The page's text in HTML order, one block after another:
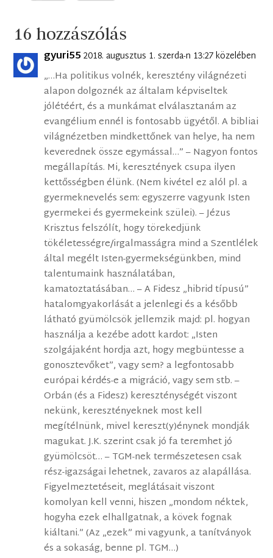
16 hozzászólás
gyuri552018. augusztus 1. szerda-n 13:27 közelében
„…Ha politikus volnék, keresztény világnézeti
alapon dolgoznék az általam képviseltek
jólétéért, és a munkámat elválasztanám az
evangélium ennél is fontosabb ügyétől. A bibliai
világnézetben mindkettőnek van helye, ha nem
keverednek össze egymással…” – Nagyon fontos
megállapítás. Mi, keresztények csupa ilyen
kettősségben élünk. (Nem kivétel ez alól pl. a
gyermeknevelés sem: egyszerre vagyunk Isten
gyermekei és gyermekeink szülei). – Jézus
Krisztus felszólít, hogy törekedjünk
tökéletességre/irgalmasságra mind a Szentlélek
által megélt Isten-gyermekségünkben, mind
talentumaink használatában,
kamatoztatásában… – A Fidesz „hibrid típusú”
hatalomgyakorlását a jelenlegi és a később
látható gyümölcsök jellemzik majd: pl. hogyan
használja a kezébe adott kardot: „Isten
szolgájaként hordja azt, hogy megbüntesse a
gonosztevőket”, vagy sem? a legfontosabb
európai kérdés-e a migráció, vagy sem stb. –
Orbán (és a Fidesz) kereszténységét viszont
nekünk, keresztényeknek most kell
megítélnünk, mivel kereszt(y)énynek mondják
magukat. J.K. szerint csak jó fa teremhet jó
gyümölcsöt… – TGM-nek természetesen csak
rész-igazságai lehetnek, zavaros az alapállása.
Figyelmeztetéseit, meglátásait viszont
komolyan kell venni, hiszen „mondom néktek,
hogyha ezek elhallgatnak, a kövek fognak
kiáltani.” (Az „ezek” mi vagyunk, a tanítványok
és a sokaság, benne pl. TGM…)